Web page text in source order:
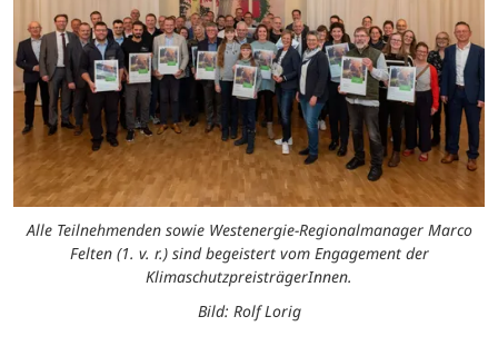
Alle Teilnehmenden sowie Westenergie-Regionalmanager Marco
Felten (1. v. r.) sind begeistert vom Engagement der
KlimaschutzpreisträgerInnen.
Bild: Rolf Lorig